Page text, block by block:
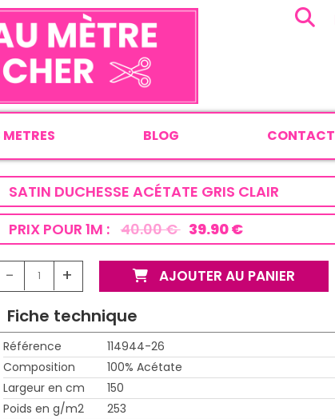
BLOG CONTACT
SATIN DUCHESSE ACÉTATE GRIS CLAIR
PRIX POUR 1M : 40.00 € 39.90 €
- + AJOUTER AU PANIER
Fiche technique
Référence
114944-26
Composition
100% Acétate
Largeur en cm
150
Poids en g/m2
253